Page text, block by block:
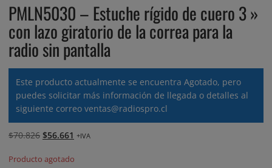
PMLN5030 – Estuche rígido de cuero 3 »
con lazo giratorio de la correa para la
radio sin pantalla
Este producto actualmente se encuentra Agotado, pero
puedes solicitar más información de llegada o detalles al
siguiente correo ventas@radiospro.cl
$70.826 El
original
$56.661 El
actual
+IVA
Producto agotado